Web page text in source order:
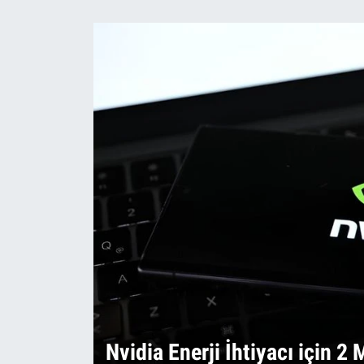
Nvidia Enerji İhtiyacı için 2